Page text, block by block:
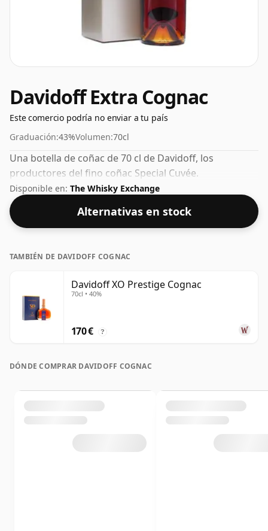
Davidoff Extra Cognac
Este comercio podría no enviar a tu país
Graduación:43%Volumen:70cl
Una botella de coñac de 70 cl de Davidoff, los
productores del fino coñac Special Cuvée.
Disponible en: The Whisky Exchange
Alternativas en stock
TAMBIÉN DE DAVIDOFF COGNAC
Davidoff XO Prestige Cognac
70cl • 40%
170 € ?
DÓNDE COMPRAR DAVIDOFF COGNAC